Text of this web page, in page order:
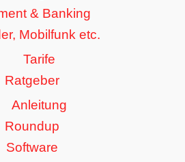
& Banking
Mobilfunk etc.
Tarife
Ratgeber
Anleitung
Roundup
Software